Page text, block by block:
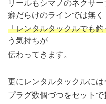
リールもシマノのネクサ
癖だらけのラインでは無く
「レンタルタックルでも
う気持ちが
伝わってきます。
更にレンタルタックルに
プラグ数個づつをセットで